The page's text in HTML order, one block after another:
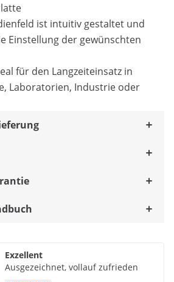
ist intuitiv gestaltet und
Einstellung der gewünschten
für den Langzeiteinsatz in
Laboratorien, Industrie oder
Exzellent
Ausgezeichnet, vollauf zufrieden